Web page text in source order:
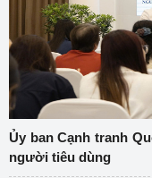
Ủy ban Cạnh tranh
người tiêu dùng